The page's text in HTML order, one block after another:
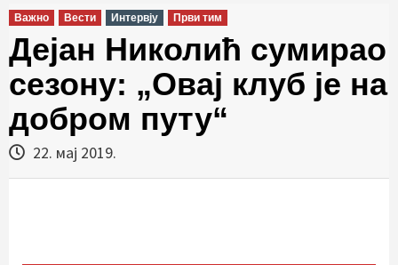
Важно Вести Интервју Први тим
Дејан Николић сумирао
сезону: „Овај клуб је на
добром путу“
22. мај 2019.